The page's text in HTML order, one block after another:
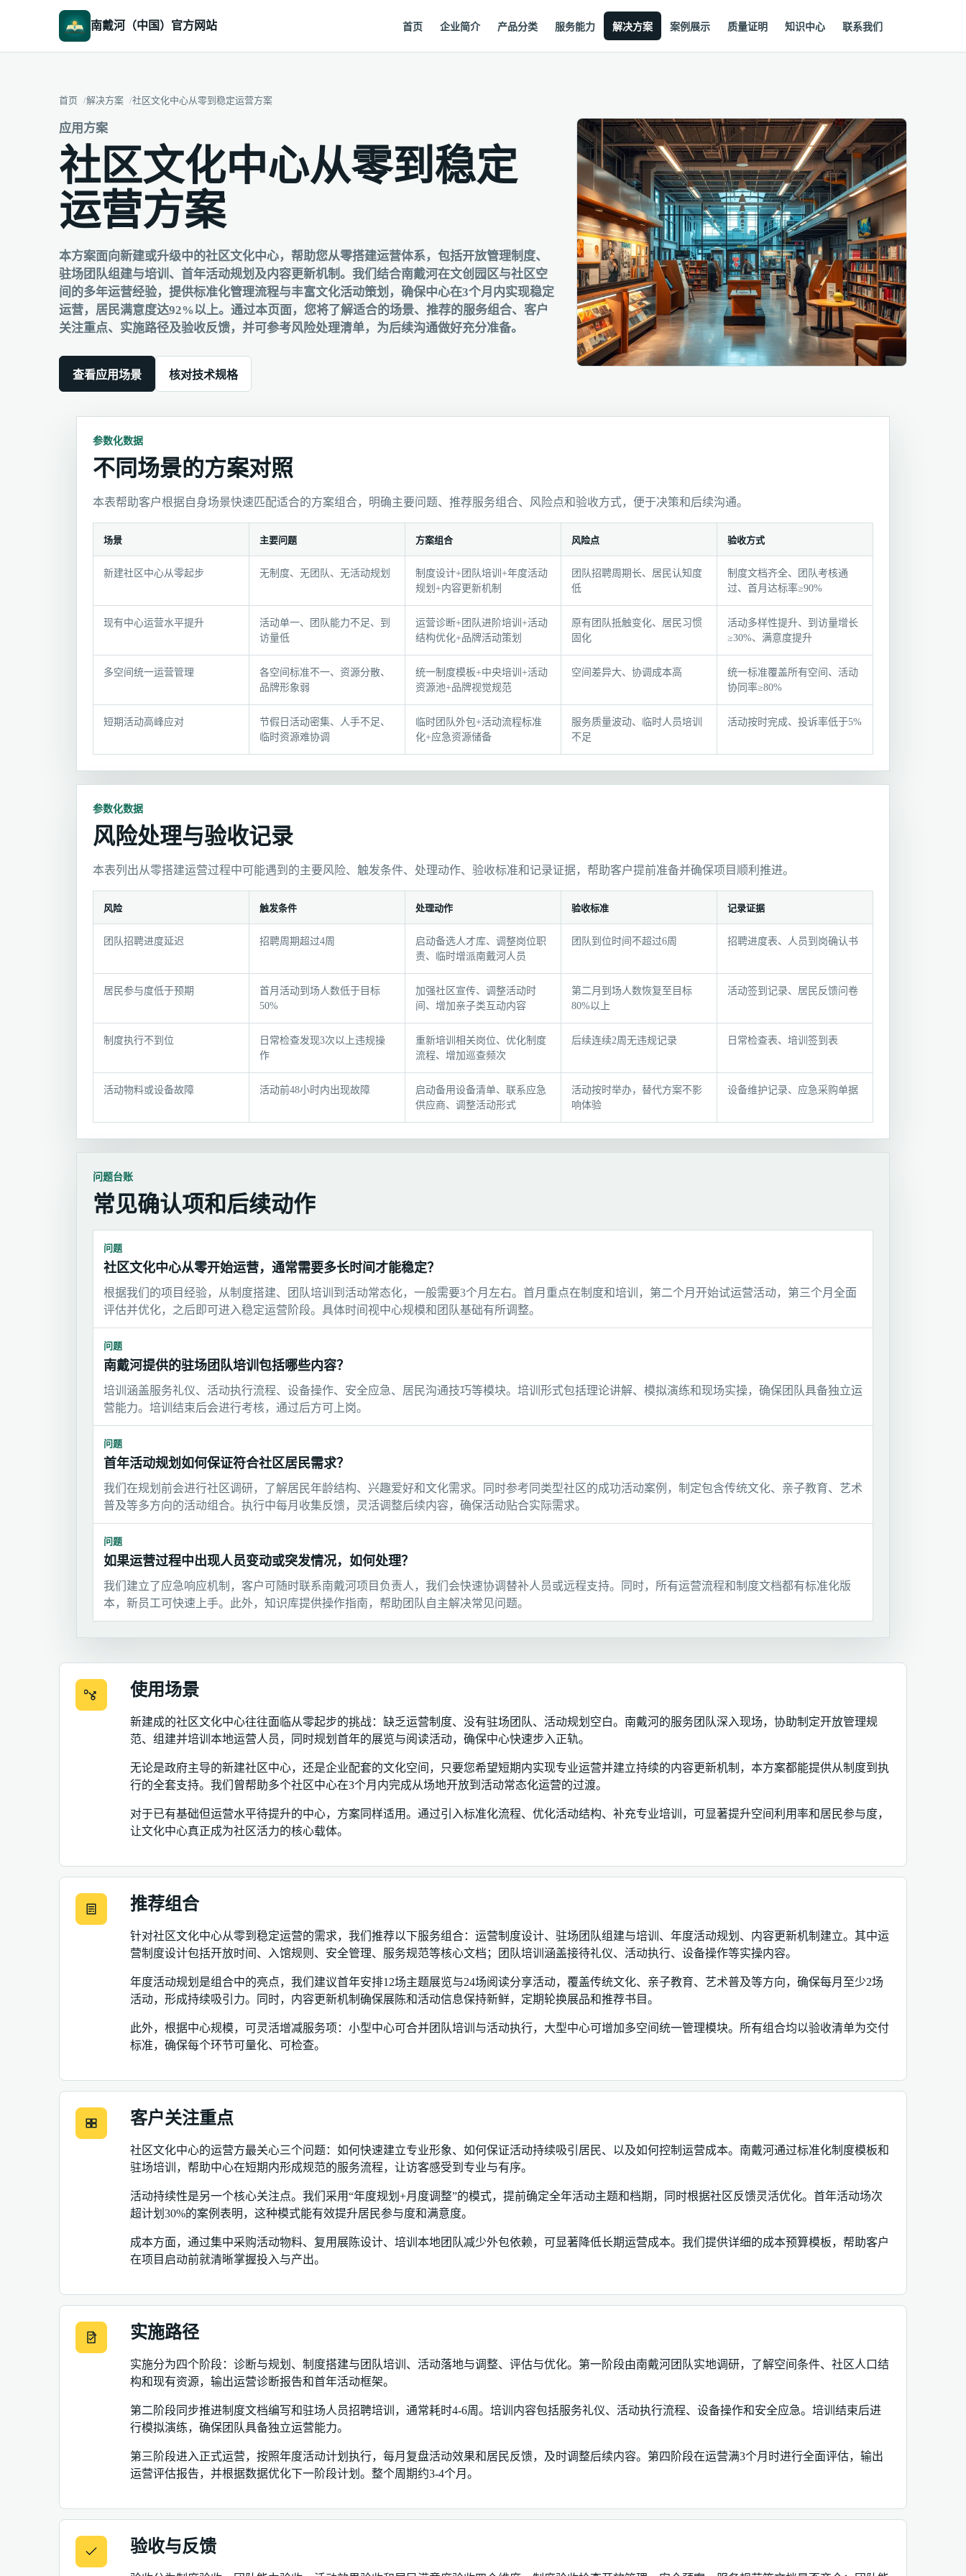
南戴河（中国）官方网站 首页 企业简介 产品分类 服务能力 解决方案 案例展示 质量证明 知识中心 联系我们
首页 解决方案 社区文化中心从零到稳定运营方案
应用方案
社区文化中心从零到稳定
运营方案
本方案面向新建或升级中的社区文化中心，帮助您从零搭建运营体系，包括开放管理制度、
驻场团队组建与培训、首年活动规划及内容更新机制。我们结合南戴河在文创园区与社区空
间的多年运营经验，提供标准化管理流程与丰富文化活动策划，确保中心在3个月内实现稳定
运营，居民满意度达92%以上。通过本页面，您将了解适合的场景、推荐的服务组合、客户
关注重点、实施路径及验收反馈，并可参考风险处理清单，为后续沟通做好充分准备。
查看应用场景 核对技术规格
参数化数据
不同场景的方案对照
本表帮助客户根据自身场景快速匹配适合的方案组合，明确主要问题、推荐服务组合、风险点和验收方式，便于决策和后续沟通。
景
方
案
照
场景 主要问题 方案组合 风险点 验收方式
新建社区中心从零起步 无制度、无团队、无活动规划
制度设计+团队培训+年度活动
规划+内容更新机制
团队招聘周期长、居民认知度
低
制度文档齐全、团队考核通
过、首月达标率≥90%
现有中心运营水平提升
活动单一、团队能力不足、到
访量低
运营诊断+团队进阶培训+活动
结构优化+品牌活动策划
原有团队抵触变化、居民习惯
固化
活动多样性提升、到访量增长
≥30%、满意度提升
多空间统一运营管理
各空间标准不一、资源分散、
品牌形象弱
统一制度模板+中央培训+活动
资源池+品牌视觉规范
空间差异大、协调成本高
统一标准覆盖所有空间、活动
协同率≥80%
短期活动高峰应对
节假日活动密集、人手不足、
临时资源难协调
临时团队外包+活动流程标准
化+应急资源储备
服务质量波动、临时人员培训
不足
活动按时完成、投诉率低于5%
参数化数据
风险处理与验收记录
本表列出从零搭建运营过程中可能遇到的主要风险、触发条件、处理动作、验收标准和记录证据，帮助客户提前准备并确保项目顺利推进。
风
验
收
录
风险 触发条件 处理动作 验收标准 记录证据
团队招聘进度延迟 招聘周期超过4周
启动备选人才库、调整岗位职
责、临时增派南戴河人员
团队到位时间不超过6周 招聘进度表、人员到岗确认书
居民参与度低于预期
首月活动到场人数低于目标
50%
加强社区宣传、调整活动时
间、增加亲子类互动内容
第二月到场人数恢复至目标
80%以上
活动签到记录、居民反馈问卷
制度执行不到位
日常检查发现3次以上违规操
作
重新培训相关岗位、优化制度
流程、增加巡查频次
后续连续2周无违规记录 日常检查表、培训签到表
活动物料或设备故障 活动前48小时内出现故障
启动备用设备清单、联系应急
供应商、调整活动形式
活动按时举办，替代方案不影
响体验
设备维护记录、应急采购单据
问题台账
常见确认项和后续动作
问题
社区文化中心从零开始运营，通常需要多长时间才能稳定？
根据我们的项目经验，从制度搭建、团队培训到活动常态化，一般需要3个月左右。首月重点在制度和培训，第二个月开始试运营活动，第三个月全面
评估并优化，之后即可进入稳定运营阶段。具体时间视中心规模和团队基础有所调整。
问题
南戴河提供的驻场团队培训包括哪些内容？
培训涵盖服务礼仪、活动执行流程、设备操作、安全应急、居民沟通技巧等模块。培训形式包括理论讲解、模拟演练和现场实操，确保团队具备独立运
营能力。培训结束后会进行考核，通过后方可上岗。
问题
首年活动规划如何保证符合社区居民需求？
我们在规划前会进行社区调研，了解居民年龄结构、兴趣爱好和文化需求。同时参考同类型社区的成功活动案例，制定包含传统文化、亲子教育、艺术
普及等多方向的活动组合。执行中每月收集反馈，灵活调整后续内容，确保活动贴合实际需求。
问题
如果运营过程中出现人员变动或突发情况，如何处理？
我们建立了应急响应机制，客户可随时联系南戴河项目负责人，我们会快速协调替补人员或远程支持。同时，所有运营流程和制度文档都有标准化版
本，新员工可快速上手。此外，知识库提供操作指南，帮助团队自主解决常见问题。
使用场景
新建成的社区文化中心往往面临从零起步的挑战：缺乏运营制度、没有驻场团队、活动规划空白。南戴河的服务团队深入现场，协助制定开放管理规
范、组建并培训本地运营人员，同时规划首年的展览与阅读活动，确保中心快速步入正轨。
无论是政府主导的新建社区中心，还是企业配套的文化空间，只要您希望短期内实现专业运营并建立持续的内容更新机制，本方案都能提供从制度到执
行的全套支持。我们曾帮助多个社区中心在3个月内完成从场地开放到活动常态化运营的过渡。
对于已有基础但运营水平待提升的中心，方案同样适用。通过引入标准化流程、优化活动结构、补充专业培训，可显著提升空间利用率和居民参与度，
让文化中心真正成为社区活力的核心载体。
推荐组合
针对社区文化中心从零到稳定运营的需求，我们推荐以下服务组合：运营制度设计、驻场团队组建与培训、年度活动规划、内容更新机制建立。其中运
营制度设计包括开放时间、入馆规则、安全管理、服务规范等核心文档；团队培训涵盖接待礼仪、活动执行、设备操作等实操内容。
年度活动规划是组合中的亮点，我们建议首年安排12场主题展览与24场阅读分享活动，覆盖传统文化、亲子教育、艺术普及等方向，确保每月至少2场
活动，形成持续吸引力。同时，内容更新机制确保展陈和活动信息保持新鲜，定期轮换展品和推荐书目。
此外，根据中心规模，可灵活增减服务项：小型中心可合并团队培训与活动执行，大型中心可增加多空间统一管理模块。所有组合均以验收清单为交付
标准，确保每个环节可量化、可检查。
客户关注重点
社区文化中心的运营方最关心三个问题：如何快速建立专业形象、如何保证活动持续吸引居民、以及如何控制运营成本。南戴河通过标准化制度模板和
驻场培训，帮助中心在短期内形成规范的服务流程，让访客感受到专业与有序。
活动持续性是另一个核心关注点。我们采用“年度规划+月度调整”的模式，提前确定全年活动主题和档期，同时根据社区反馈灵活优化。首年活动场次
超计划30%的案例表明，这种模式能有效提升居民参与度和满意度。
成本方面，通过集中采购活动物料、复用展陈设计、培训本地团队减少外包依赖，可显著降低长期运营成本。我们提供详细的成本预算模板，帮助客户
在项目启动前就清晰掌握投入与产出。
实施路径
实施分为四个阶段：诊断与规划、制度搭建与团队培训、活动落地与调整、评估与优化。第一阶段由南戴河团队实地调研，了解空间条件、社区人口结
构和现有资源，输出运营诊断报告和首年活动框架。
第二阶段同步推进制度文档编写和驻场人员招聘培训，通常耗时4-6周。培训内容包括服务礼仪、活动执行流程、设备操作和安全应急。培训结束后进
行模拟演练，确保团队具备独立运营能力。
第三阶段进入正式运营，按照年度活动计划执行，每月复盘活动效果和居民反馈，及时调整后续内容。第四阶段在运营满3个月时进行全面评估，输出
运营评估报告，并根据数据优化下一阶段计划。整个周期约3-4个月。
验收与反馈